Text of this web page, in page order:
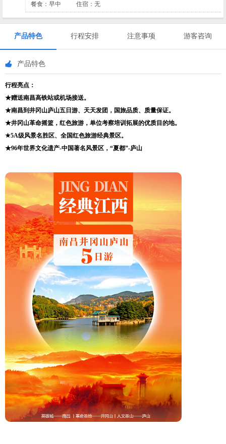
餐食：早中 住宿：无
产品特色 行程安排 注意事项 游客咨询
产品特色
行程亮点：
★赠送南昌高铁站或机场接送。
★南昌到井冈山庐山五日游、天天发团，国旅品质、质量保证。
★井冈山革命摇篮，红色旅游，单位考察培训拓展的优质目的地。
★5A级风景名胜区、全国红色旅游经典景区。
★96年世界文化遗产-中国著名风景区，“夏都”-庐山